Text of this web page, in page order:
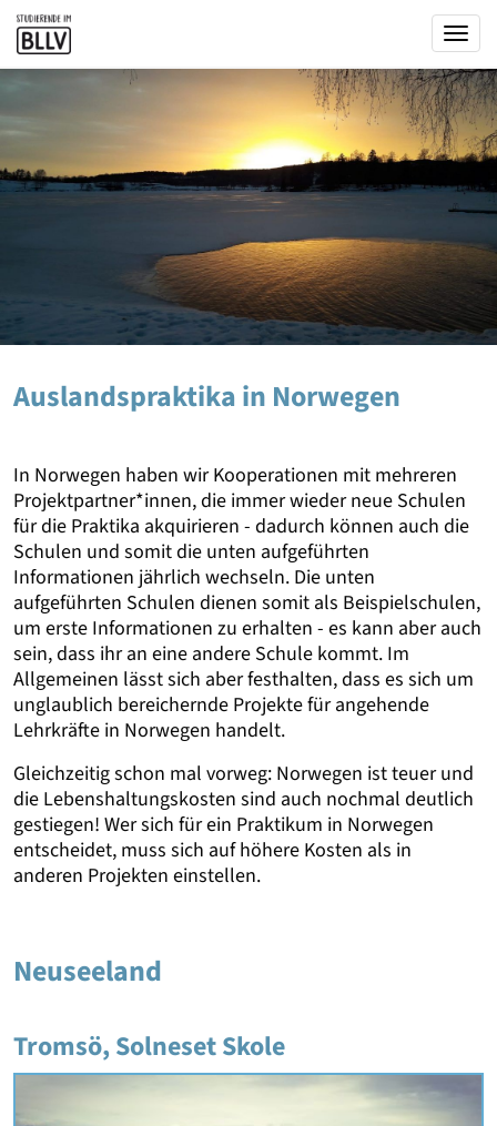
Auslandspraktika in Norwegen
In Norwegen haben wir Kooperationen mit mehreren
Projektpartner*innen, die immer wieder neue Schulen
für die Praktika akquirieren - dadurch können auch die
Schulen und somit die unten aufgeführten
Informationen jährlich wechseln. Die unten
aufgeführten Schulen dienen somit als Beispielschulen,
um erste Informationen zu erhalten - es kann aber auch
sein, dass ihr an eine andere Schule kommt. Im
Allgemeinen lässt sich aber festhalten, dass es sich um
unglaublich bereichernde Projekte für angehende
Lehrkräfte in Norwegen handelt.
Gleichzeitig schon mal vorweg: Norwegen ist teuer und
die Lebenshaltungskosten sind auch nochmal deutlich
gestiegen! Wer sich für ein Praktikum in Norwegen
entscheidet, muss sich auf höhere Kosten als in
anderen Projekten einstellen.
Neuseeland
Tromsö, Solneset Skole